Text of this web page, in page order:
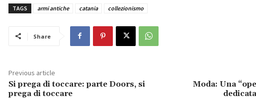
TAGS armi antiche catania collezionismo
Share
Previous article
Si prega di toccare: parte Doors, si
prega di toccare
Moda: Una